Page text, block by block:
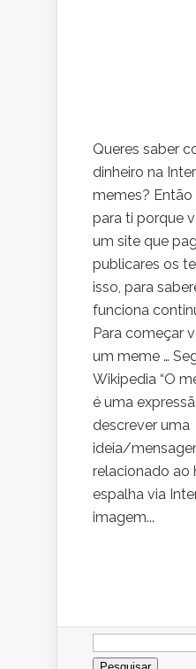
Queres saber
dinheiro na
memes?
para ti porque
um site que
publicares os
isso, para
funciona
Para começar
um meme …
Wikipedia “O
é uma
descrever uma
ideia/
relacionado ao
espalha via
imagem...
Pesquisar
por: